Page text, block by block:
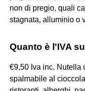
non di pregio, quali
stagnata, alluminio o
Quanto è l'IVA
€9,50 Iva inc. Nutella
spalmabile al